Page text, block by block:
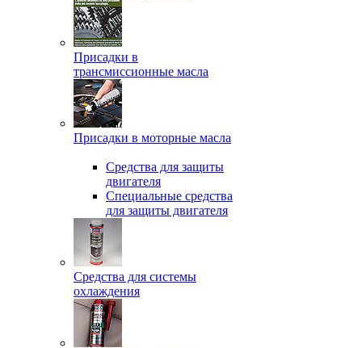
Присадки в
трансмиссионные масла
Присадки в моторные масла
Средства для защиты
двигателя
Специальныe средства
для защиты двигателя
Средства для системы
охлаждения